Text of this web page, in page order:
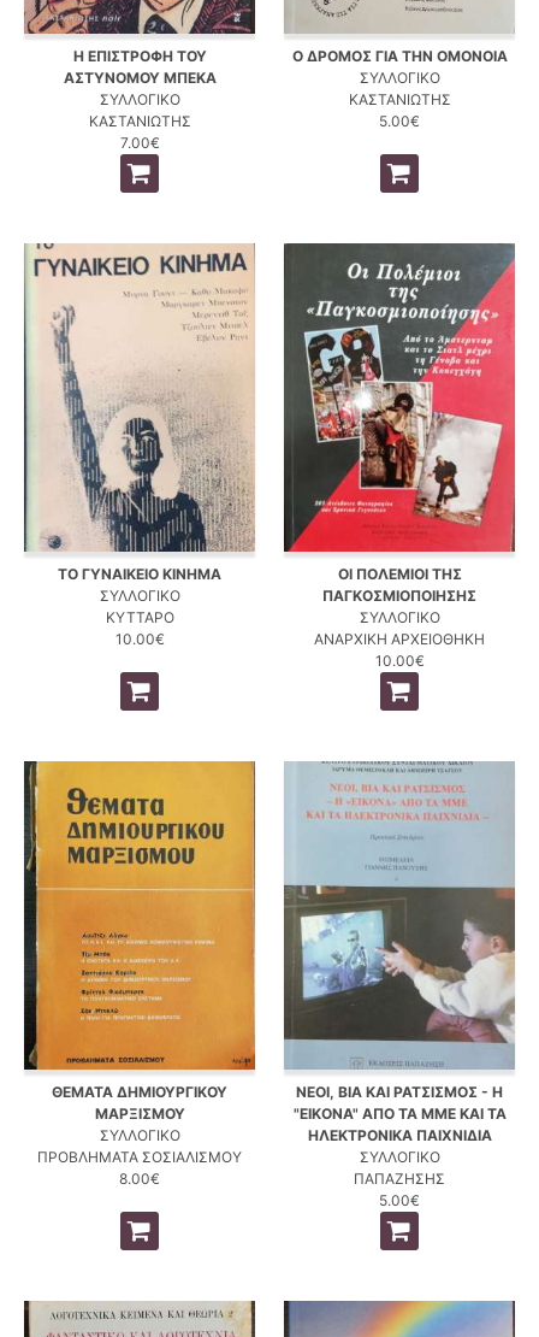
Η ΕΠΙΣΤΡΟΦΗ ΤΟΥ
ΑΣΤΥΝΟΜΟΥ ΜΠΕΚΑ
ΣΥΛΛΟΓΙΚΟ
ΚΑΣΤΑΝΙΩΤΗΣ
7.00€
Ο ΔΡΟΜΟΣ ΓΙΑ ΤΗΝ ΟΜΟΝΟΙΑ
ΣΥΛΛΟΓΙΚΟ
ΚΑΣΤΑΝΙΩΤΗΣ
5.00€
ΤΟ ΓΥΝΑΙΚΕΙΟ ΚΙΝΗΜΑ
ΣΥΛΛΟΓΙΚΟ
ΚΥΤΤΑΡΟ
10.00€
ΟΙ ΠΟΛΕΜΙΟΙ ΤΗΣ
ΠΑΓΚΟΣΜΙΟΠΟΙΗΣΗΣ
ΣΥΛΛΟΓΙΚΟ
ΑΝΑΡΧΙΚΗ ΑΡΧΕΙΟΘΗΚΗ
10.00€
ΘΕΜΑΤΑ ΔΗΜΙΟΥΡΓΙΚΟΥ
ΜΑΡΞΙΣΜΟΥ
ΣΥΛΛΟΓΙΚΟ
ΠΡΟΒΛΗΜΑΤΑ ΣΟΣΙΑΛΙΣΜΟΥ
8.00€
ΝΕΟΙ, ΒΙΑ ΚΑΙ ΡΑΤΣΙΣΜΟΣ - Η
"ΕΙΚΟΝΑ" ΑΠΟ ΤΑ ΜΜΕ ΚΑΙ ΤΑ
ΗΛΕΚΤΡΟΝΙΚΑ ΠΑΙΧΝΙΔΙΑ
ΣΥΛΛΟΓΙΚΟ
ΠΑΠΑΖΗΣΗΣ
5.00€